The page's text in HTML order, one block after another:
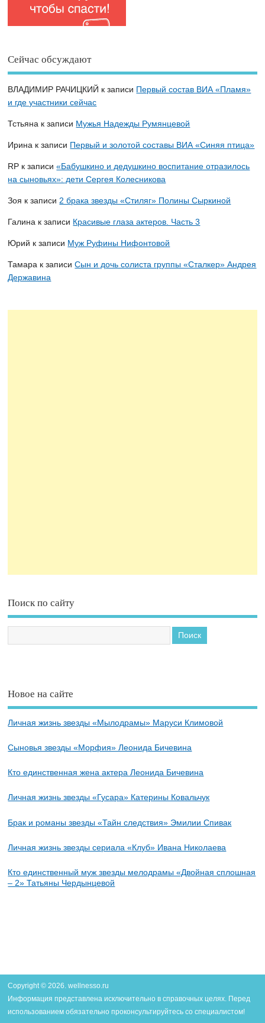
Сейчас обсуждают
ВЛАДИМИР РАЧИЦКИЙ к записи Первый состав ВИА «Пламя»
и где участники сейчас
Тстьяна к записи Мужья Надежды Румянцевой
Ирина к записи Первый и золотой составы ВИА «Синяя птица»
RP к записи«Бабушкино и дедушкино воспитание отразилось
на сыновьях»: дети Сергея Колесникова
Зоя к записи2 брака звезды «Стиляг» Полины Сыркиной
Галина к записи Красивые глаза актеров. Часть 3
Юрий к записи Муж Руфины Нифонтовой
Тамара к записиСын и дочь солиста группы «Сталкер» Андрея
Державина
Поиск по сайту
Новое на сайте
Личная жизнь звезды «Мылодрамы» Маруси Климовой
Сыновья звезды «Морфия» Леонида Бичевина
Кто единственная жена актера Леонида Бичевина
Личная жизнь звезды «Гусара» Катерины Ковальчук
Брак и романы звезды «Тайн следствия» Эмилии Спивак
Личная жизнь звезды сериала «Клуб» Ивана Николаева
Кто единственный муж звезды мелодрамы «Двойная сплошная
– 2» Татьяны Чердынцевой
Copyright © 2026. wellnesso.ru
Информация представлена исключительно в справочных целях. Перед
использованием обязательно проконсультируйтесь со специалистом!